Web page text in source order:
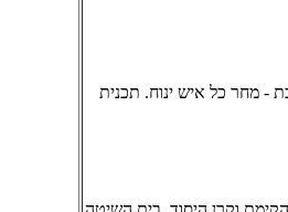
- מחר כל איש ינוח. תכנית